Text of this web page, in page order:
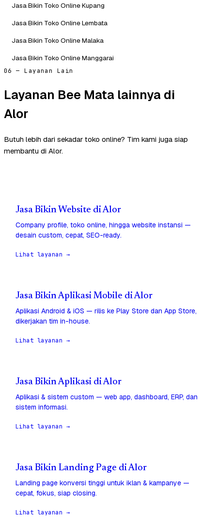
Jasa Bikin Toko Online Kupang
Jasa Bikin Toko Online Lembata
Jasa Bikin Toko Online Malaka
Jasa Bikin Toko Online Manggarai
06 — Layanan Lain
Layanan Bee Mata lainnya di
Alor
Butuh lebih dari sekadar toko online? Tim kami juga siap
membantu di Alor.
Jasa Bikin Website di Alor
Company profile, toko online, hingga website instansi —
desain custom, cepat, SEO-ready.
Lihat layanan →
Jasa Bikin Aplikasi Mobile di Alor
Aplikasi Android & iOS — rilis ke Play Store dan App Store,
dikerjakan tim in-house.
Lihat layanan →
Jasa Bikin Aplikasi di Alor
Aplikasi & sistem custom — web app, dashboard, ERP, dan
sistem informasi.
Lihat layanan →
Jasa Bikin Landing Page di Alor
Landing page konversi tinggi untuk iklan & kampanye —
cepat, fokus, siap closing.
Lihat layanan →